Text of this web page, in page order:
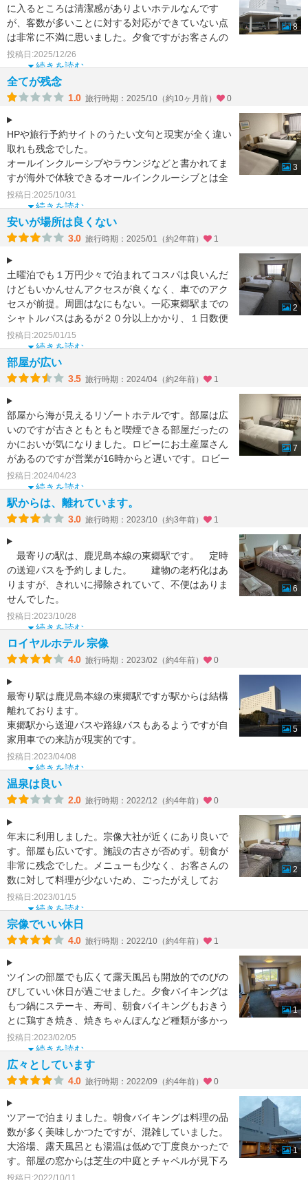
に入るところは清潔感がありよいホテルなんです
が、客数が多いことに対する対応ができていない点
は非常に不満に思いました。夕食ですがお客さんの
マナーの悪さもある
続きを読む
投稿日:2025/12/26
8
全てが残念
1.0 旅行時期：2025/10（約10ヶ月前） 0
HPや旅行予約サイトのうたい文句と現実が全く違い
取れも残念でした。
オールインクルーシブやラウンジなどと書かれてま
すが海外で体験できるオールインクルーシブとは全
く違い色々と困りました。
ホテルは最続きを読む
投稿日:2025/10/31
3
安いが場所は良くない
3.0 旅行時期：2025/01（約2年前） 1
土曜泊でも１万円少々で泊まれてコスパは良いんだ
けどもいかんせんアクセスが良くなく、車でのアク
セスが前提。周囲はなにもない。一応東郷駅までの
シャトルバスはあるが２０分以上かかり、１日数便
しかなく、しかも
続きを読む
投稿日:2025/01/15
2
部屋が広い
3.5 旅行時期：2024/04（約2年前） 1
部屋から海が見えるリゾートホテルです。部屋は広
いのですが古さともともと喫煙できる部屋だったの
かにおいが気になりました。ロビーにお土産屋さん
があるのですが営業が16時からと遅いです。ロビー
にラウンジがあ
続きを読む
投稿日:2024/04/23
7
駅からは、離れています。
3.0 旅行時期：2023/10（約3年前） 1
最寄りの駅は、鹿児島本線の東郷駅です。 定時
の送迎バスを予約しました。 建物の老朽化はあ
りますが、きれいに掃除されていて、不便はありま
せんでした。
韓国の団体が多く、バスが９台止まっていま
続きを読む
投稿日:2023/10/28
6
ロイヤルホテル 宗像
4.0 旅行時期：2023/02（約4年前） 0
最寄り駅は鹿児島本線の東郷駅ですが駅からは結構
離れております。
東郷駅から送迎バスや路線バスもあるようですが自
家用車での来訪が現実的です。
全国旅行支援を使用したため、格安で宿泊できまし
た。
ホ
続きを読む
投稿日:2023/04/08
5
温泉は良い
2.0 旅行時期：2022/12（約4年前） 0
年末に利用しました。宗像大社が近くにあり良いで
す。部屋も広いです。施設の古さが否めず。朝食が
非常に残念でした。メニューも少なく、お客さんの
数に対して料理が少ないため、ごったがえしてお
り、ゆっくりできる
続きを読む
投稿日:2023/01/15
2
宗像でいい休日
4.0 旅行時期：2022/10（約4年前） 1
ツインの部屋でも広くて露天風呂も開放的でのびの
びしていい休日が過ごせました。夕食バイキングは
もつ鍋にステーキ、寿司、朝食バイキングもおきう
とに鶏すき焼き、焼きちゃんぽんなど種類が多かっ
たです。食べたい
続きを読む
投稿日:2023/02/05
1
広々としています
4.0 旅行時期：2022/09（約4年前） 0
ツアーで泊まりました。朝食バイキングは料理の品
数が多く美味しかつたですが、混雑していました。
大浴場、露天風呂とも湯温は低めで丁度良かったで
す。部屋の窓からは芝生の中庭とチャペルが見下ろ
せ素敵でした。朝
投稿日:2022/10/11
1